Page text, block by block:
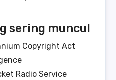
sering muncul
Copyright Act
Radio Service